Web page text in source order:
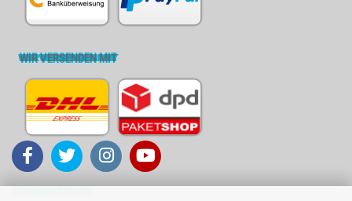
WIR VERSENDEN MIT